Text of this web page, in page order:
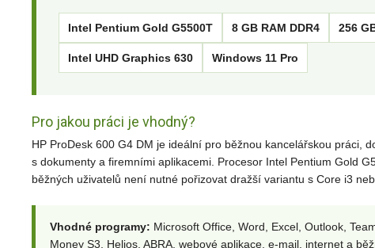
Intel Pentium Gold G5500T 8 GB RAM DDR4 256
Intel UHD Graphics 630 Windows 11 Pro
Pro jakou práci je vhodný?
HP ProDesk 600 G4 DM je ideální pro běžnou kancelářskou práci,
s dokumenty a firemními aplikacemi. Procesor Intel Pentium Gold
běžných uživatelů není nutné pořizovat dražší variantu s Core i3
Vhodné programy: Microsoft Office, Word, Excel, Outlook,
Money S3, Helios, ABRA, webové aplikace, e-mail, internet a